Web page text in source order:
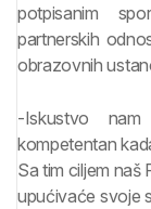
potpisanim
partnerskih
obrazovnih
-Iskustvo
kompetentan
Sa tim ciljem naš
upućivaće svoje